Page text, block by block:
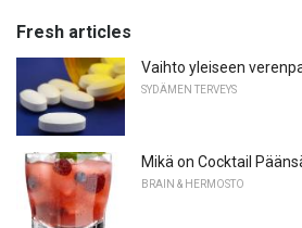
Fresh articles
Vaihto yleiseen
SYDÄMEN TERVEYS
Mikä on Cocktail
BRAIN & HERMOSTO